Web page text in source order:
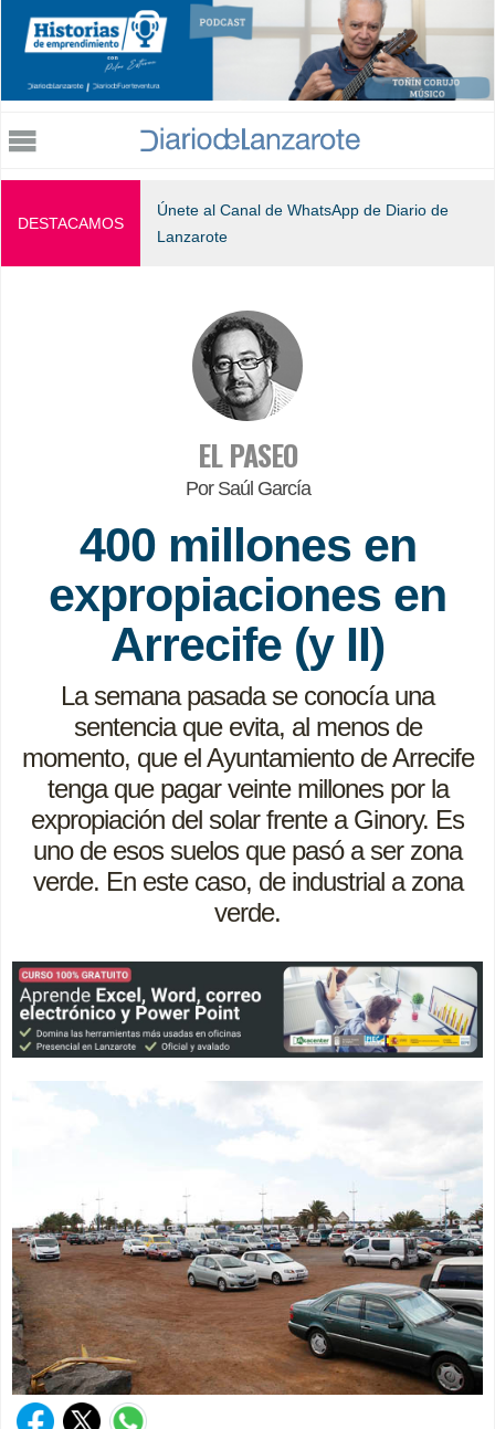
Jump to navigation
DESTACAMOS
Únete al Canal de WhatsApp de Diario de
Lanzarote
EL PASEO
Por Saúl García
400 millones en
expropiaciones en
Arrecife (y II)
La semana pasada se conocía una
sentencia que evita, al menos de
momento, que el Ayuntamiento de Arrecife
tenga que pagar veinte millones por la
expropiación del solar frente a Ginory. Es
uno de esos suelos que pasó a ser zona
verde. En este caso, de industrial a zona
verde.